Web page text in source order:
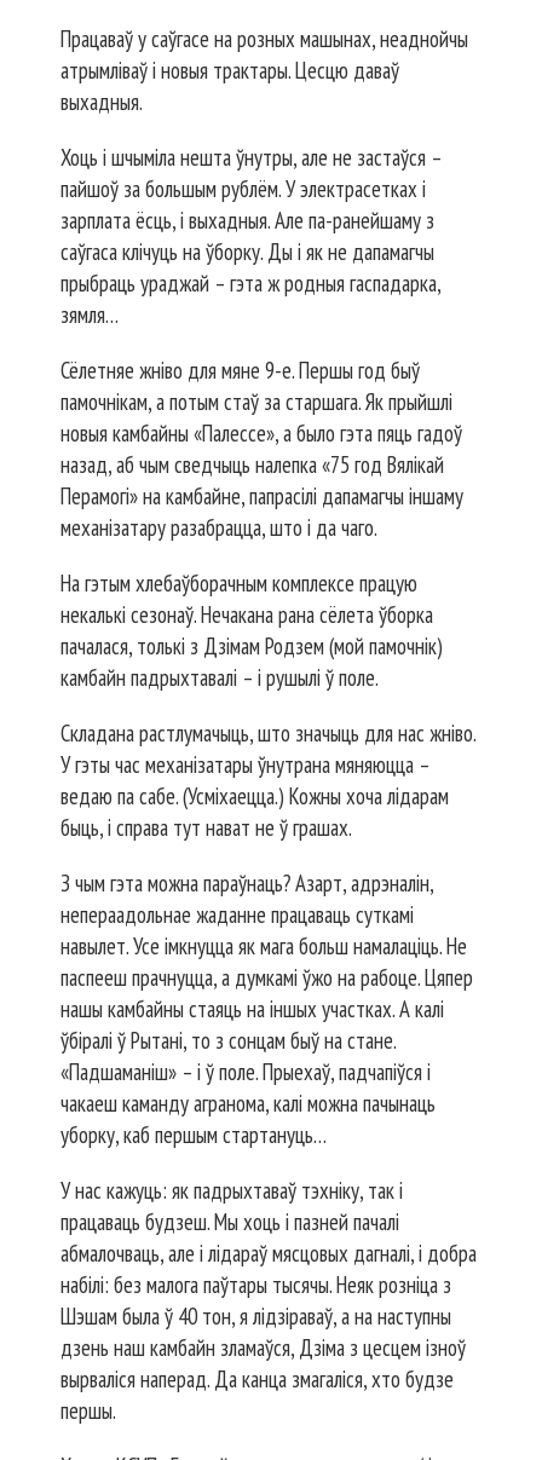
Працаваў у саўгасе на розных машынах, неаднойчы
атрымліваў і новыя трактары. Цесцю даваў
выхадныя.
Хоць і шчыміла нешта ўнутры, але не застаўся –
пайшоў за большым рублём. У электрасетках і
зарплата ёсць, і выхадныя. Але па-ранейшаму з
саўгаса клічуць на ўборку. Ды і як не дапамагчы
прыбраць ураджай – гэта ж родныя гаспадарка,
зямля…
Сёлетняе жніво для мяне 9-е. Першы год быў
памочнікам, а потым стаў за старшага. Як прыйшлі
новыя камбайны «Палессе», а было гэта пяць гадоў
назад, аб чым сведчыць налепка «75 год Вялікай
Перамогі» на камбайне, папрасілі дапамагчы іншаму
механізатару разабрацца, што і да чаго.
На гэтым хлебаўборачным комп­лексе працую
некалькі сезонаў. Нечакана рана сёлета ўборка
пачалася, толькі з Дзімам Родзем (мой памочнік)
камбайн падрыхтавалі – і рушылі ў поле.
Складана растлумачыць, што значыць для нас жніво.
У гэты час механізатары ўнутрана мяняюцца –
ведаю па сабе. (Усміхаецца.) Кожны хоча лідарам
быць, і справа тут нават не ў грашах.
З чым гэта можна параўнаць? Азарт, адрэналін,
непераадольнае жаданне працаваць суткамі
навылет. Усе імкнуцца як мага больш намалаціць. Не
паспееш прачнуцца, а думкамі ўжо на рабоце. Цяпер
нашы камбайны стаяць на іншых участках. А калі
ўбіралі ў Рытані, то з сонцам быў на стане.
«Падшаманіш» – і ў поле. Прыехаў, падчапіўся і
чакаеш каманду агранома, калі можна пачынаць
уборку, каб першым стартануць…
У нас кажуць: як падрыхтаваў тэхніку, так і
працаваць бу­дзеш. Мы хоць і пазней пачалі
абмалочваць, але і лідараў мясцовых дагналі, і добра
набілі: без малога паўтары тысячы. Неяк розніца з
Шэшам была ў 40 тон, я лідзіраваў, а на наступны
дзень наш камбайн зламаўся, Дзіма з цесцем ізноў
вырваліся наперад. Да канца змагаліся, хто будзе
першы.